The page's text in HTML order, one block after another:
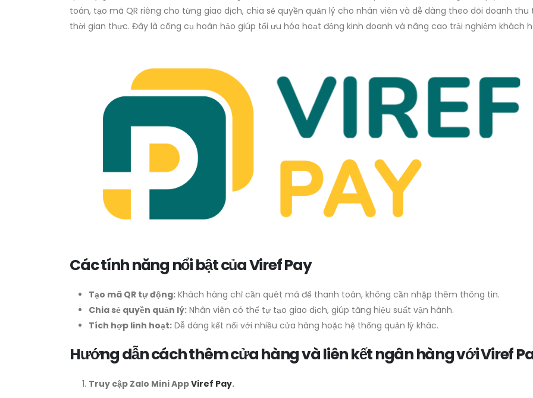
toán, tạo mã QR riêng cho từng giao dịch, chia sẻ quyền quản lý cho nhân viên và dễ dàng theo dõi doanh thu
thời gian thực. Đây là công cụ hoàn hảo giúp tối ưu hóa hoạt động kinh doanh và nâng cao trải nghiệm khách
Các tính năng nổi bật của Viref Pay
Tạo mã QR tự động: Khách hàng chỉ cần quét mã để thanh toán, không cần nhập thêm thông tin.
Chia sẻ quyền quản lý: Nhân viên có thể tự tạo giao dịch, giúp tăng hiệu suất vận hành.
Tích hợp linh hoạt: Dễ dàng kết nối với nhiều cửa hàng hoặc hệ thống quản lý khác.
Hướng dẫn cách thêm cửa hàng và liên kết ngân hàng với Viref
Truy cập Zalo Mini AppViref Pay.